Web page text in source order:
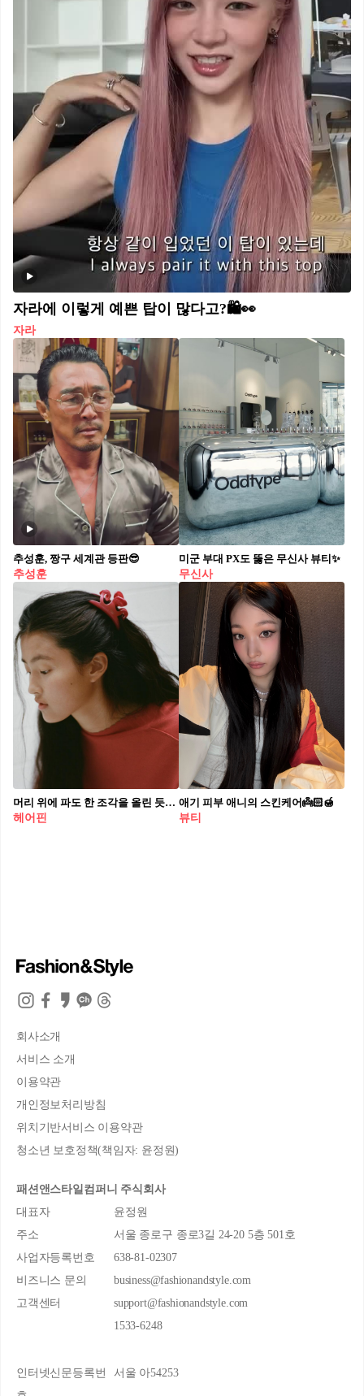
자라에 이렇게 예쁜 탑이 많다고?🛍️👀
자라
추성훈, 짱구 세계관 등판😎
추성훈
미군 부대 PX도 뚫은 무신사 뷰티✨
무신사
머리 위에 파도 한 조각을 올린 듯🌊🦪
헤어핀
애기 피부 애니의 스킨케어👼🏻🍯
뷰티
회사소개
서비스 소개
이용약관
개인정보처리방침
위치기반서비스 이용약관
청소년 보호정책(책임자: 윤정원)
패션앤스타일컴퍼니 주식회사
대표자
윤정원
주소
서울 종로구 종로3길 24-20 5층 501호
사업자등록번호
638-81-02307
비즈니스 문의
business@fashionandstyle.com
고객센터
support@fashionandstyle.com
1533-6248
인터넷신문등록번
서울 아54253